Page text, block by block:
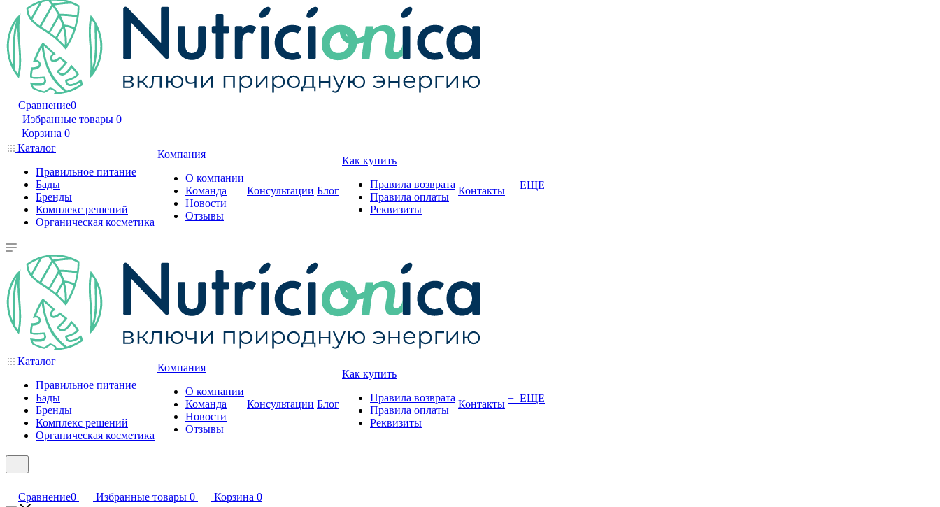
Сравнение0
Избранные товары 0
Корзина 0
Каталог
Правильное питание
Бады
Бренды
Комплекс решений
Органическая косметика
Компания
О компании
Команда
Новости
Отзывы
Консультации Блог
Как купить
Правила возврата
Правила оплаты
Реквизиты
Контакты + ЕЩЕ
Каталог
Правильное питание
Бады
Бренды
Комплекс решений
Органическая косметика
Компания
О компании
Команда
Новости
Отзывы
Консультации Блог
Как купить
Правила возврата
Правила оплаты
Реквизиты
Контакты + ЕЩЕ
Сравнение0 Избранные товары 0 Корзина 0